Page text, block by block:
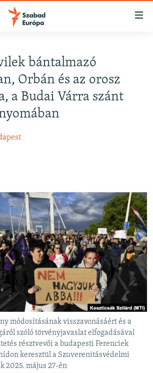
RL weboldal
bántalmazó
Orbán és az orosz
a Budai Várra szánt
módosításának visszavonásáért és a
szóló törvényjavaslat elfogadásával
résztvevői a budapesti Ferenciek
keresztül a Szuverenitásvédelmi
2025. május 27-én